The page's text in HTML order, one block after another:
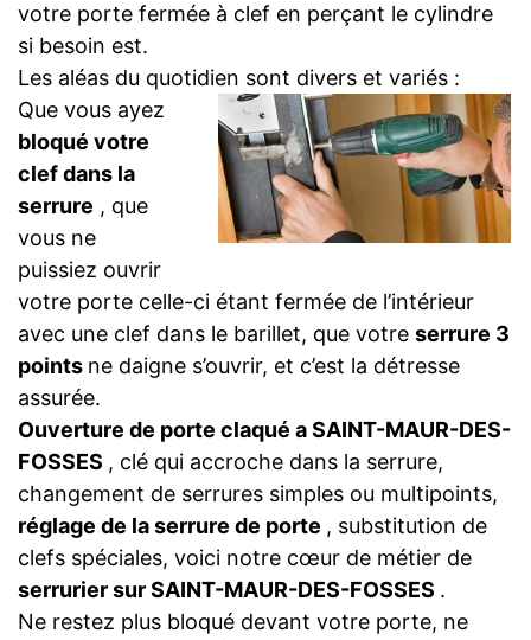
votre porte fermée à clef en perçant le cylindre
si besoin est.
Les aléas du quotidien sont divers et variés :
Que vous ayez
bloqué votre
clef dans la
serrure , que
vous ne
puissiez ouvrir
votre porte celle-ci étant fermée de l’intérieur
avec une clef dans le barillet, que votre serrure 3
points ne daigne s’ouvrir, et c’est la détresse
assurée.
Ouverture de porte claqué a SAINT-MAUR-DES-
FOSSES , clé qui accroche dans la serrure,
changement de serrures simples ou multipoints,
réglage de la serrure de porte , substitution de
clefs spéciales, voici notre cœur de métier de
serrurier sur SAINT-MAUR-DES-FOSSES .
Ne restez plus bloqué devant votre porte, ne